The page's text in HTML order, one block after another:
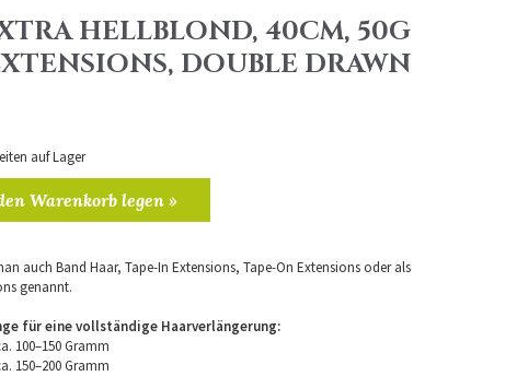
HELLBLOND, 40CM, 50G
DOUBLE DRAWN
auf Lager
Warenkorb legen »
auch Band Haar, Tape-In Extensions, Tape-On Extensions oder als
genannt.
für eine vollständige Haarverlängerung:
100–150 Gramm
150–200 Gramm